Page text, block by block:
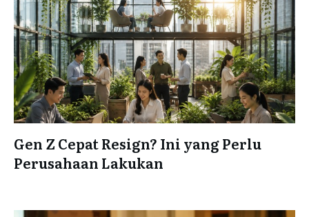
Gen Z Cepat Resign? Ini yang Perlu
Perusahaan Lakukan